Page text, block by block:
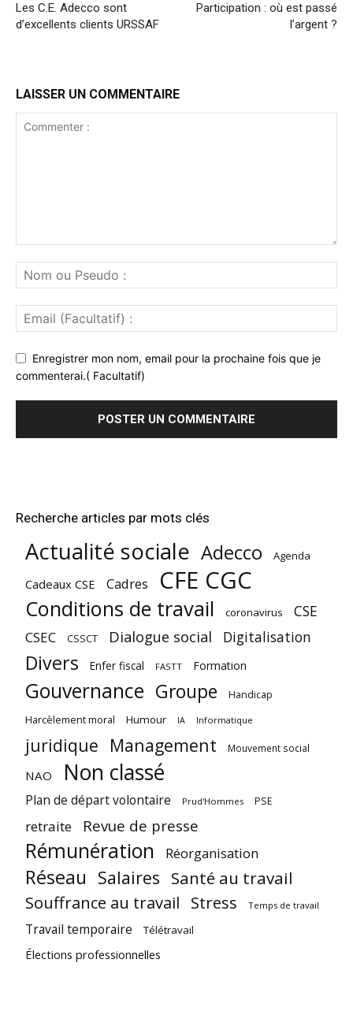
Les C.E. Adecco sont
d’excellents clients URSSAF
Participation : où est passé
l’argent ?
LAISSER UN COMMENTAIRE
Enregistrer mon nom, email pour la prochaine fois que je
commenterai.( Facultatif)
Recherche articles par mots clés
Actualité sociale Adecco Agenda
Cadeaux CSE Cadres CFE CGC
Conditions de travail coronavirus CSE
CSEC CSSCT Dialogue social Digitalisation
Divers Enfer fiscal FASTT Formation
Gouvernance Groupe Handicap
Harcèlement moral Humour IA Informatique
juridique Management Mouvement social
NAO Non classé
Plan de départ volontaire Prud'Hommes PSE
retraite Revue de presse
Rémunération Réorganisation
Réseau Salaires Santé au travail
Souffrance au travail Stress Temps de travail
Travail temporaire Télétravail
Élections professionnelles